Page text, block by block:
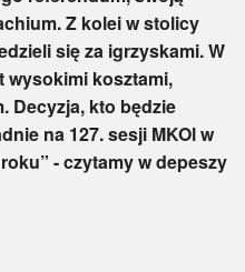
Z kolei w stolicy
się za igrzyskami. W
wysokimi kosztami,
Decyzja, kto będzie
na 127. sesji MKOl w
- czytamy w depeszy